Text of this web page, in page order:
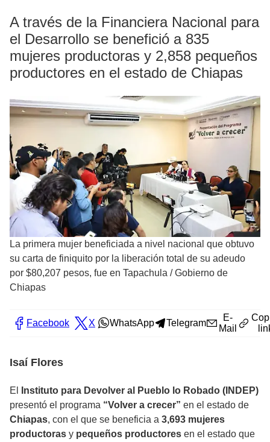
A través de la Financiera Nacional para
el Desarrollo se benefició a 835
mujeres productoras y 2,858 pequeños
productores en el estado de Chiapas
La primera mujer beneficiada a nivel nacional que obtuvo
su carta de finiquito por la liberación total de su adeudo
por $80,207 pesos, fue en Tapachula /Gobierno de
Chiapas
Facebook X WhatsApp Telegram
E-
Mail
Isaí Flores
El
Instituto para Devolver al Pueblo lo Robado (INDEP)
presentó el programa “Volver a crecer” en el estado de
Chiapas, con el que se beneficia a 3,693 mujeres
productoras y pequeños productores en el estado que